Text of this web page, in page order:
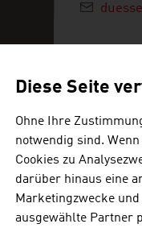
Diese Seite
Ohne Ihre
notwendig sind.
Cookies zu
darüber hinaus eine
Marketingzwecke
ausgewählte Partner